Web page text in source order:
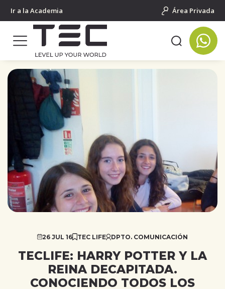
Ir a la Academia Área Privada
26 JUL 16 TEC LIFE DPTO. COMUNICACIÓN
TECLIFE: HARRY POTTER Y LA
REINA DECAPITADA.
CONOCIENDO TODOS LOS